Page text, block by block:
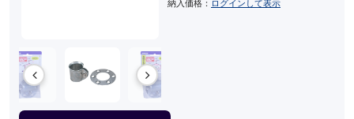
納入価格： ログインして表示